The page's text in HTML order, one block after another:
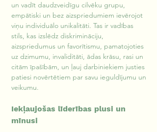
un vadīt daudzveidīgu cilvēku grupu,
empātiski un bez aizspriedumiem ievērojot
viņu individuālo unikalitāti. Tas ir vadības
stils, kas izslēdz diskrimināciju,
aizspriedumus un favorītismu, pamatojoties
uz dzimumu, invaliditāti, ādas krāsu, rasi un
citām īpašībām, un ļauj darbiniekiem justies
patiesi novērtētiem par savu ieguldījumu un
veikumu.
Iekļaujošas līderības plusi un
mīnusi